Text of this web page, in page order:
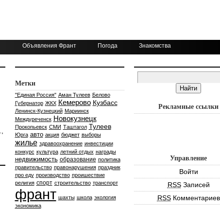
Объявления Франт Погода Знакомства
Метки
"Единая Россия" Аман Тулеев Белово
Губернатор ЖКХ Кемерово Кузбасс
Ленинск-Кузнецкий Мариинск
Междуреченск Новокузнецк
Прокопьевск СМИ Таштагол Тулеев
Юрга авто акция бюджет выборы
жилье здравоохранение инвестиции
конкурс культура летний отдых награды
недвижимость образование политика
правительство правонарушения праздник
про еду производство проишествие
религия спорт строительство транспорт
франт шахты школа экология
экономика
Рекламные ссылки
Управление
Войти
RSSЗаписей
RSSКомментариев